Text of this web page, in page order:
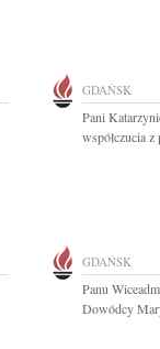
GDAŃSK
Pani
współczucia
GDAŃSK
Panu
Dowódcy